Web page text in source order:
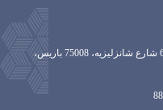
مكتب باريس |66 شارع شانزليزيه، 75008 باريس،